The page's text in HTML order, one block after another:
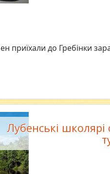
приїхали до Гребінки
Лубенські